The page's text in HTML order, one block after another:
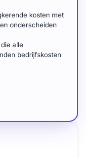
kosten met
onderscheiden
alle
bedrijfskosten